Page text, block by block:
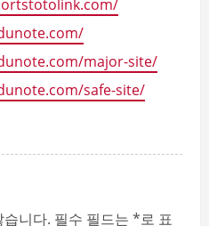
major-site/
safe-site/
니다. 필수 필드는 *로 표